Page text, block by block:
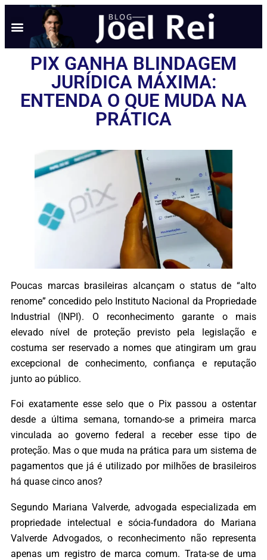
PIX GANHA BLINDAGEM
JURÍDICA MÁXIMA:
ENTENDA O QUE MUDA NA
PRÁTICA
Poucas marcas brasileiras alcançam o status de “alto
renome” concedido pelo Instituto Nacional da Propriedade
Industrial (INPI). O reconhecimento garante o mais
elevado nível de proteção previsto pela legislação e
costuma ser reservado a nomes que atingiram um grau
excepcional de conhecimento, confiança e reputação
junto ao público.
Foi exatamente esse selo que o Pix passou a ostentar
desde a última semana, tornando-se a primeira marca
vinculada ao governo federal a receber esse tipo de
proteção. Mas o que muda na prática para um sistema de
pagamentos que já é utilizado por milhões de brasileiros
há quase cinco anos?
Segundo Mariana Valverde, advogada especializada em
propriedade intelectual e sócia-fundadora do Mariana
Valverde Advogados, o reconhecimento não representa
apenas um registro de marca comum. Trata-se de uma